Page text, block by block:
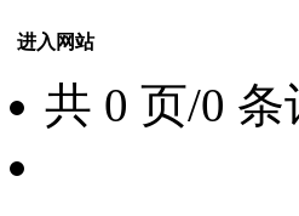
进入网站
共 0 页/0 条